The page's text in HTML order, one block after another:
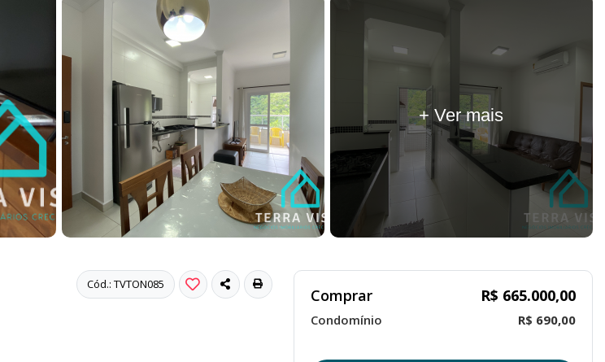
+ Ver mais
Cód.: TVTON085
Comprar R$ 665.000,00
Condomínio R$ 690,00